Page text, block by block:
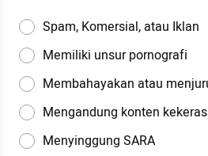
Spam, Komersial, atau Iklan
Memiliki unsur pornografi
Membahayakan atau
Mengandung konten
Menyinggung SARA